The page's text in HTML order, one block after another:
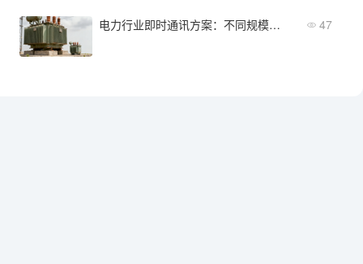
电力行业即时通讯方案：不同规模企业的差异化选择 47